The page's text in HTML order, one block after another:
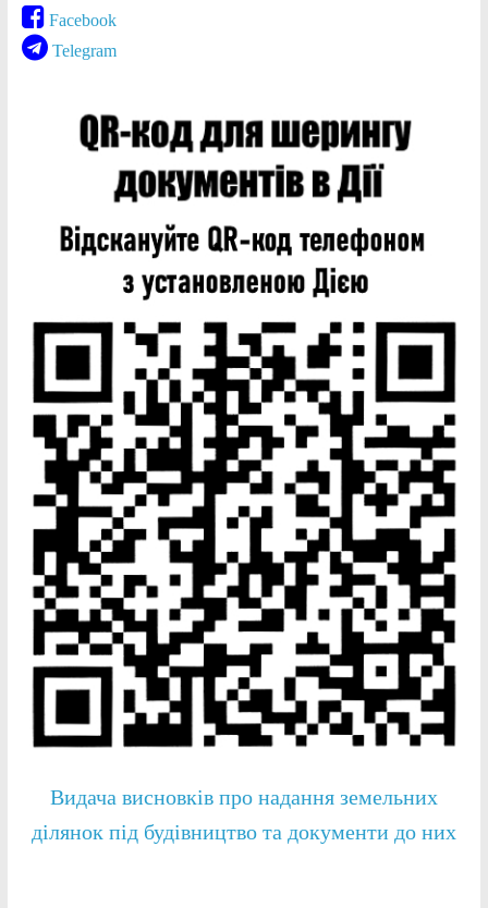
Facebook
Telegram
Видача висновків про надання земельних
ділянок під будівництво та документи до них